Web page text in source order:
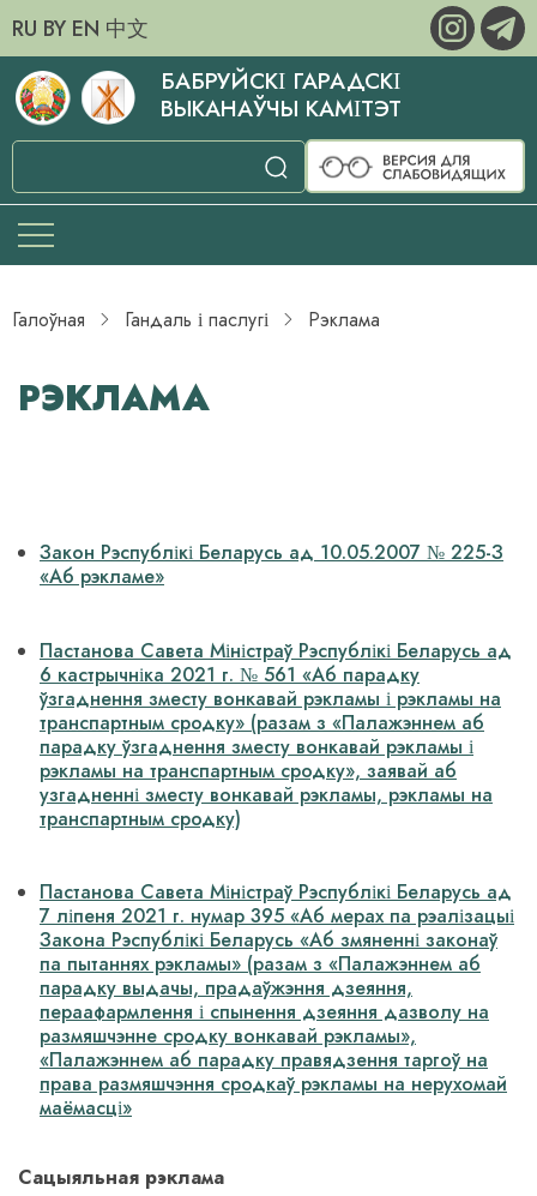
RU BY EN 中文
БАБРУЙСКІ ГАРАДСКІ
ВЫКАНАЎЧЫ КАМІТЭТ
Галоўная Гандаль і паслугі Рэклама
РЭКЛАМА
Закон Рэспублікі Беларусь ад 10.05.2007 № 225-З
«Аб рэкламе»
Пастанова Савета Міністраў Рэспублікі Беларусь ад
6 кастрычніка 2021 г. № 561 «Аб парадку
ўзгаднення зместу вонкавай рэкламы і рэкламы на
транспартным сродку» (разам з «Палажэннем аб
парадку ўзгаднення зместу вонкавай рэкламы і
рэкламы на транспартным сродку», заявай аб
узгадненні зместу вонкавай рэкламы, рэкламы на
транспартным сродку)
Пастанова Савета Міністраў Рэспублікі Беларусь ад
7 ліпеня 2021 г. нумар 395 «Аб мерах па рэалізацыі
Закона Рэспублікі Беларусь «Аб змяненні законаў
па пытаннях рэкламы» (разам з «Палажэннем аб
парадку выдачы, прадаўжэння дзеяння,
пераафармлення і спынення дзеяння дазволу на
размяшчэнне сродку вонкавай рэкламы»,
«Палажэннем аб парадку правядзення таргоў на
права размяшчэння сродкаў рэкламы на нерухомай
маёмасці»
Сацыяльная рэклама